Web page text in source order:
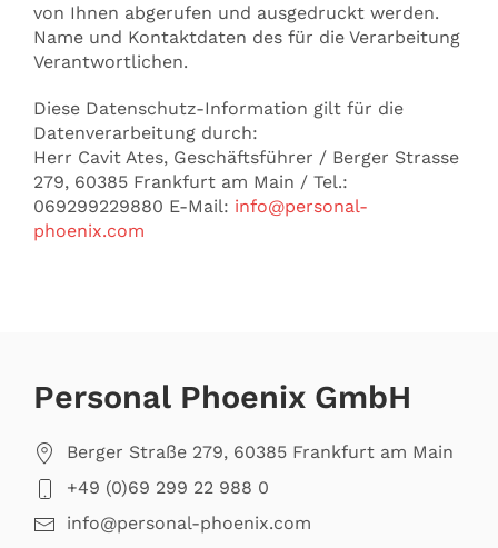
von Ihnen abgerufen und ausgedruckt werden.
Name und Kontaktdaten des für die Verarbeitung
Verantwortlichen.
Diese Datenschutz-Information gilt für die
Datenverarbeitung durch:
Herr Cavit Ates, Geschäftsführer / Berger Strasse
279, 60385 Frankfurt am Main / Tel.:
069299229880 E-Mail: info@personal-
phoenix.com
Personal Phoenix GmbH
Berger Straße 279, 60385 Frankfurt am Main
+49 (0)69 299 22 988 0
info@personal-phoenix.com